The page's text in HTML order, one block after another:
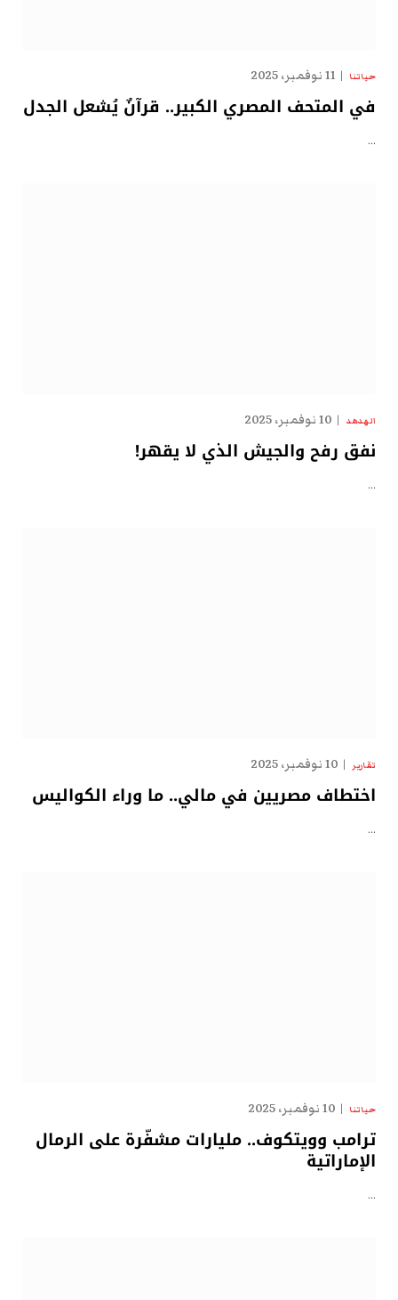
حياتنا 11 نوفمبر، 2025
في المتحف المصري الكبير.. قرآنٌ يُشعل الجدل
…
الهدهد 10 نوفمبر، 2025
نفق رفح والجيش الذي لا يقهر!
…
تقارير 10 نوفمبر، 2025
اختطاف مصريين في مالي.. ما وراء الكواليس
…
حياتنا 10 نوفمبر، 2025
ترامب وويتكوف.. مليارات مشفّرة على الرمال
الإماراتية
…